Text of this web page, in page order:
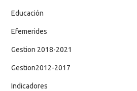
Educación
Efemerides
Gestion 2018-2021
Gestion2012-2017
Indicadores